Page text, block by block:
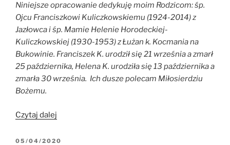
Niniejsze opracowanie dedykuję moim Rodzicom: śp.
Ojcu Franciszkowi Kuliczkowskiemu (1924-2014) z
Jazłowca i śp. Mamie Helenie Horodeckiej-
Kuliczkowskiej (1930-1953) z Łużan k. Kocmania na
Bukowinie. Franciszek K. urodził się 21 września a zmarł
25 października, Helena K. urodziła się 13 października a
zmarła 30 września. Ich dusze polecam Miłosierdziu
Bożemu.
Czytaj dalej
Kresów
OPUBLIKOWANE
05/04/2020